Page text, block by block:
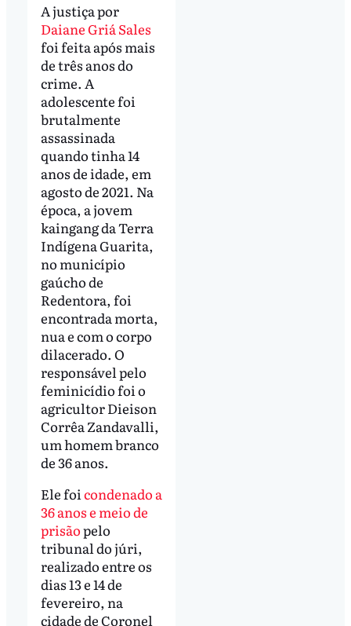
A justiça por
Daiane Griá Sales
foi feita após mais
de três anos do
crime. A
adolescente foi
brutalmente
assassinada
quando tinha 14
anos de idade, em
agosto de 2021. Na
época, a jovem
kaingang da Terra
Indígena Guarita,
no município
gaúcho de
Redentora, foi
encontrada morta,
nua e com o corpo
dilacerado. O
responsável pelo
feminicídio foi o
agricultor Dieison
Corrêa Zandavalli,
um homem branco
de 36 anos.
Ele foicondenado a
36 anos e meio de
prisãopelo
tribunal do júri,
realizado entre os
dias 13 e 14 de
fevereiro, na
cidade de Coronel